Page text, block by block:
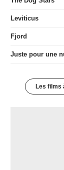
Leviticus
Fjord
Juste pour une
Les films